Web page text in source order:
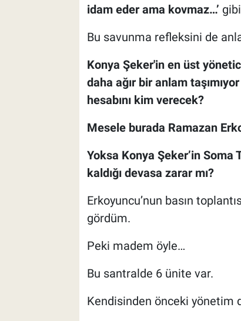
idam eder ama kovmaz…’
Bu savunma refleksini de
Konya Şeker'in en üst
daha ağır bir anlam
hesabını kim verecek?
Mesele burada Ramazan
Yoksa Konya Şeker’in Soma
kaldığı devasa zarar mı?
Erkoyuncu’nun basın
gördüm.
Peki madem öyle…
Bu santralde 6 ünite var.
Kendisinden önceki yönetim